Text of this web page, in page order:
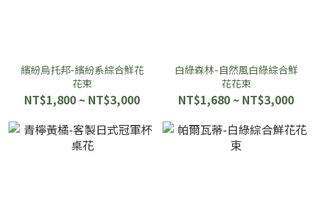
繽紛烏托邦-繽紛系綜合鮮花
花束
NT$1,800 ~ NT$3,000
白綠森林-自然風白綠綜合鮮
花花束
NT$1,680 ~ NT$3,000